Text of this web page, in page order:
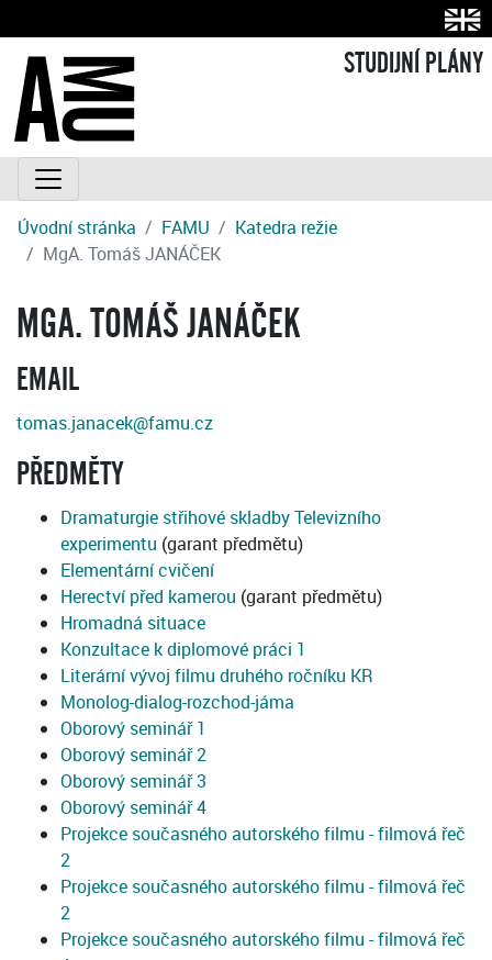
STUDIJNÍ PLÁNY
Úvodní stránka FAMU
Katedra režie
MgA. Tomáš JANÁČEK
MGA. TOMÁŠ JANÁČEK
EMAIL
tomas.janacek@famu.cz
PŘEDMĚTY
Dramaturgie střihové skladby Televizního
experimentu (garant předmětu)
Elementární cvičení
Herectví před kamerou (garant předmětu)
Hromadná situace
Konzultace k diplomové práci 1
Literární vývoj filmu druhého ročníku KR
Monolog-dialog-rozchod-jáma
Oborový seminář 1
Oborový seminář 2
Oborový seminář 3
Oborový seminář 4
Projekce současného autorského filmu - filmová řeč
2
Projekce současného autorského filmu - filmová řeč
2
Projekce současného autorského filmu - filmová řeč